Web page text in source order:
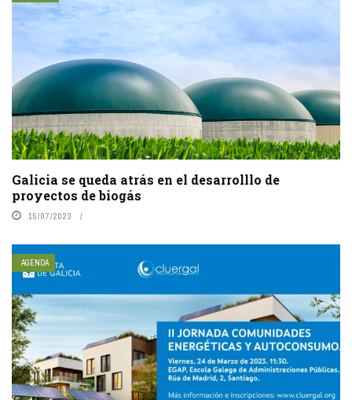
Galicia se queda atrás en el desarrolllo de
proyectos de biogás
15/07/2023
AGENDA